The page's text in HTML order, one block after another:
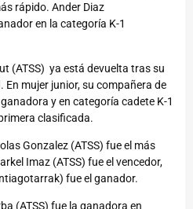
rápido. Ander Diaz
en la categoría K-1
(ATSS) ya está devuelta tras su
En mujer junior, su compañera de
y en categoría cadete K-1
clasificada.
Gonzalez (ATSS) fue el más
Imaz (ATSS) fue el vencedor,
fue el ganador.
(ATSS) fue la ganadora en